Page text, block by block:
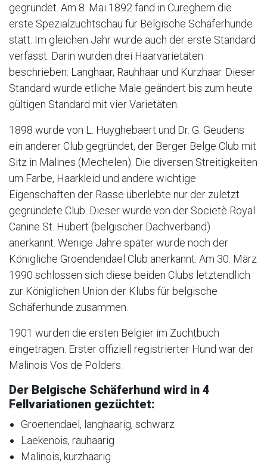
gegründet. Am 8. Mai 1892 fand in Cureghem die
erste Spezialzuchtschau für Belgische Schäferhunde
statt. Im gleichen Jahr wurde auch der erste Standard
verfasst. Darin wurden drei Haarvarietäten
beschrieben: Langhaar, Rauhhaar und Kurzhaar. Dieser
Standard wurde etliche Male geändert bis zum heute
gültigen Standard mit vier Varietäten.
1898 wurde von L. Huyghebaert und Dr. G. Geudens
ein anderer Club gegründet, der Berger Belge Club mit
Sitz in Malines (Mechelen). Die diversen Streitigkeiten
um Farbe, Haarkleid und andere wichtige
Eigenschaften der Rasse überlebte nur der zuletzt
gegründete Club. Dieser wurde von der Societè Royal
Canine St. Hubert (belgischer Dachverband)
anerkannt. Wenige Jahre später wurde noch der
Königliche Groendendael Club anerkannt. Am 30. März
1990 schlossen sich diese beiden Clubs letztendlich
zur Königlichen Union der Klubs für belgische
Schäferhunde zusammen.
1901 wurden die ersten Belgier im Zuchtbuch
eingetragen. Erster offiziell registrierter Hund war der
Malinois Vos de Polders.
Der Belgische Schäferhund wird in 4
Fellvariationen gezüchtet:
Groenendael, langhaarig, schwarz
Laekenois, rauhaarig
Malinois, kurzhaarig